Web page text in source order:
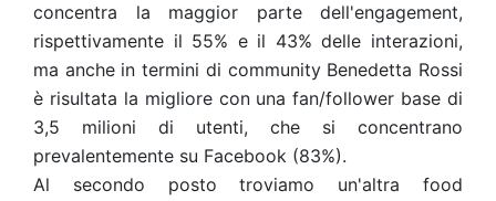
concentra la maggior parte dell'engagement,
rispettivamente il 55% e il 43% delle interazioni,
ma anche in termini di community Benedetta Rossi
è risultata la migliore con una fan/follower base di
3,5 milioni di utenti, che si concentrano
prevalentemente su Facebook (83%).
Al secondo posto troviamo un'altra food